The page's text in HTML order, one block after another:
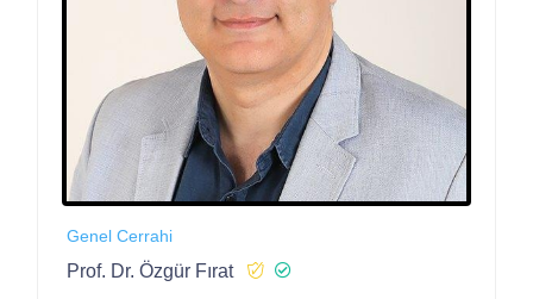
Genel Cerrahi
Prof. Dr. Özgür Fırat